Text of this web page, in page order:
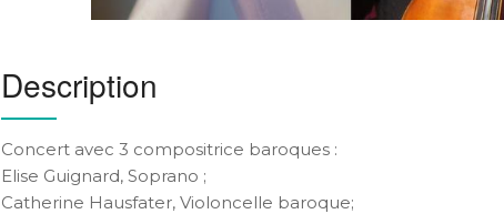
Description
Concert avec 3 compositrice baroques :
Elise Guignard, Soprano ;
Catherine Hausfater, Violoncelle baroque;